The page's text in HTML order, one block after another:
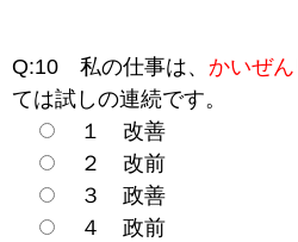
Q:10 私の仕事は、 かいぜん
ては試しの連続です。
１ 改善
２ 改前
３ 政善
４ 政前